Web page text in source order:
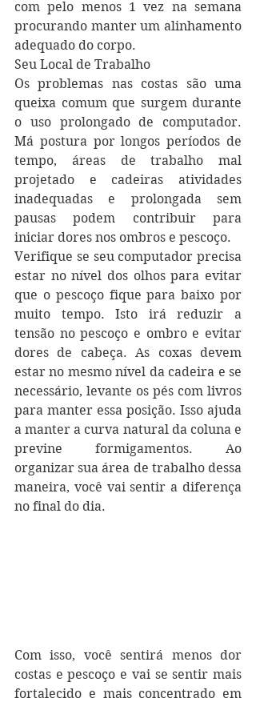
com pelo menos 1 vez na semana
procurando manter um alinhamento
adequado do corpo.
Seu Local de Trabalho
Os problemas nas costas são uma
queixa comum que surgem durante
o uso prolongado de computador.
Má postura por longos períodos de
tempo, áreas de trabalho mal
projetado e cadeiras atividades
inadequadas e prolongada sem
pausas podem contribuir para
iniciar dores nos ombros e pescoço.
Verifique se seu computador precisa
estar no nível dos olhos para evitar
que o pescoço fique para baixo por
muito tempo. Isto irá reduzir a
tensão no pescoço e ombro e evitar
dores de cabeça. As coxas devem
estar no mesmo nível da cadeira e se
necessário, levante os pés com livros
para manter essa posição. Isso ajuda
a manter a curva natural da coluna e
previne formigamentos. Ao
organizar sua área de trabalho dessa
maneira, você vai sentir a diferença
no final do dia.
Com isso, você sentirá menos dor
costas e pescoço e vai se sentir mais
fortalecido e mais concentrado em